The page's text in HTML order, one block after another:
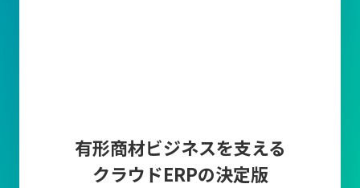
有形商材ビジネスを支える
クラウドERPの決定版